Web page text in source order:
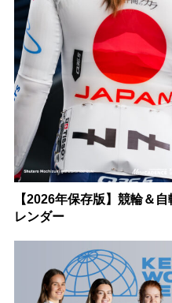
【2026年保存版】競輪＆
レンダー